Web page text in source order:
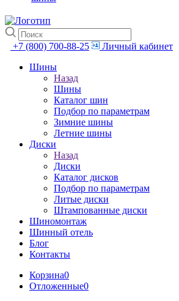
+7 (800) 700-88-25
Личный кабинет
Шины
Назад
Шины
Каталог шин
Подбор по параметрам
Зимние шины
Летние шины
Диски
Назад
Диски
Каталог дисков
Подбор по параметрам
Литые диски
Штампованные диски
Шиномонтаж
Шинный отель
Блог
Контакты
Корзина0
Отложенные0